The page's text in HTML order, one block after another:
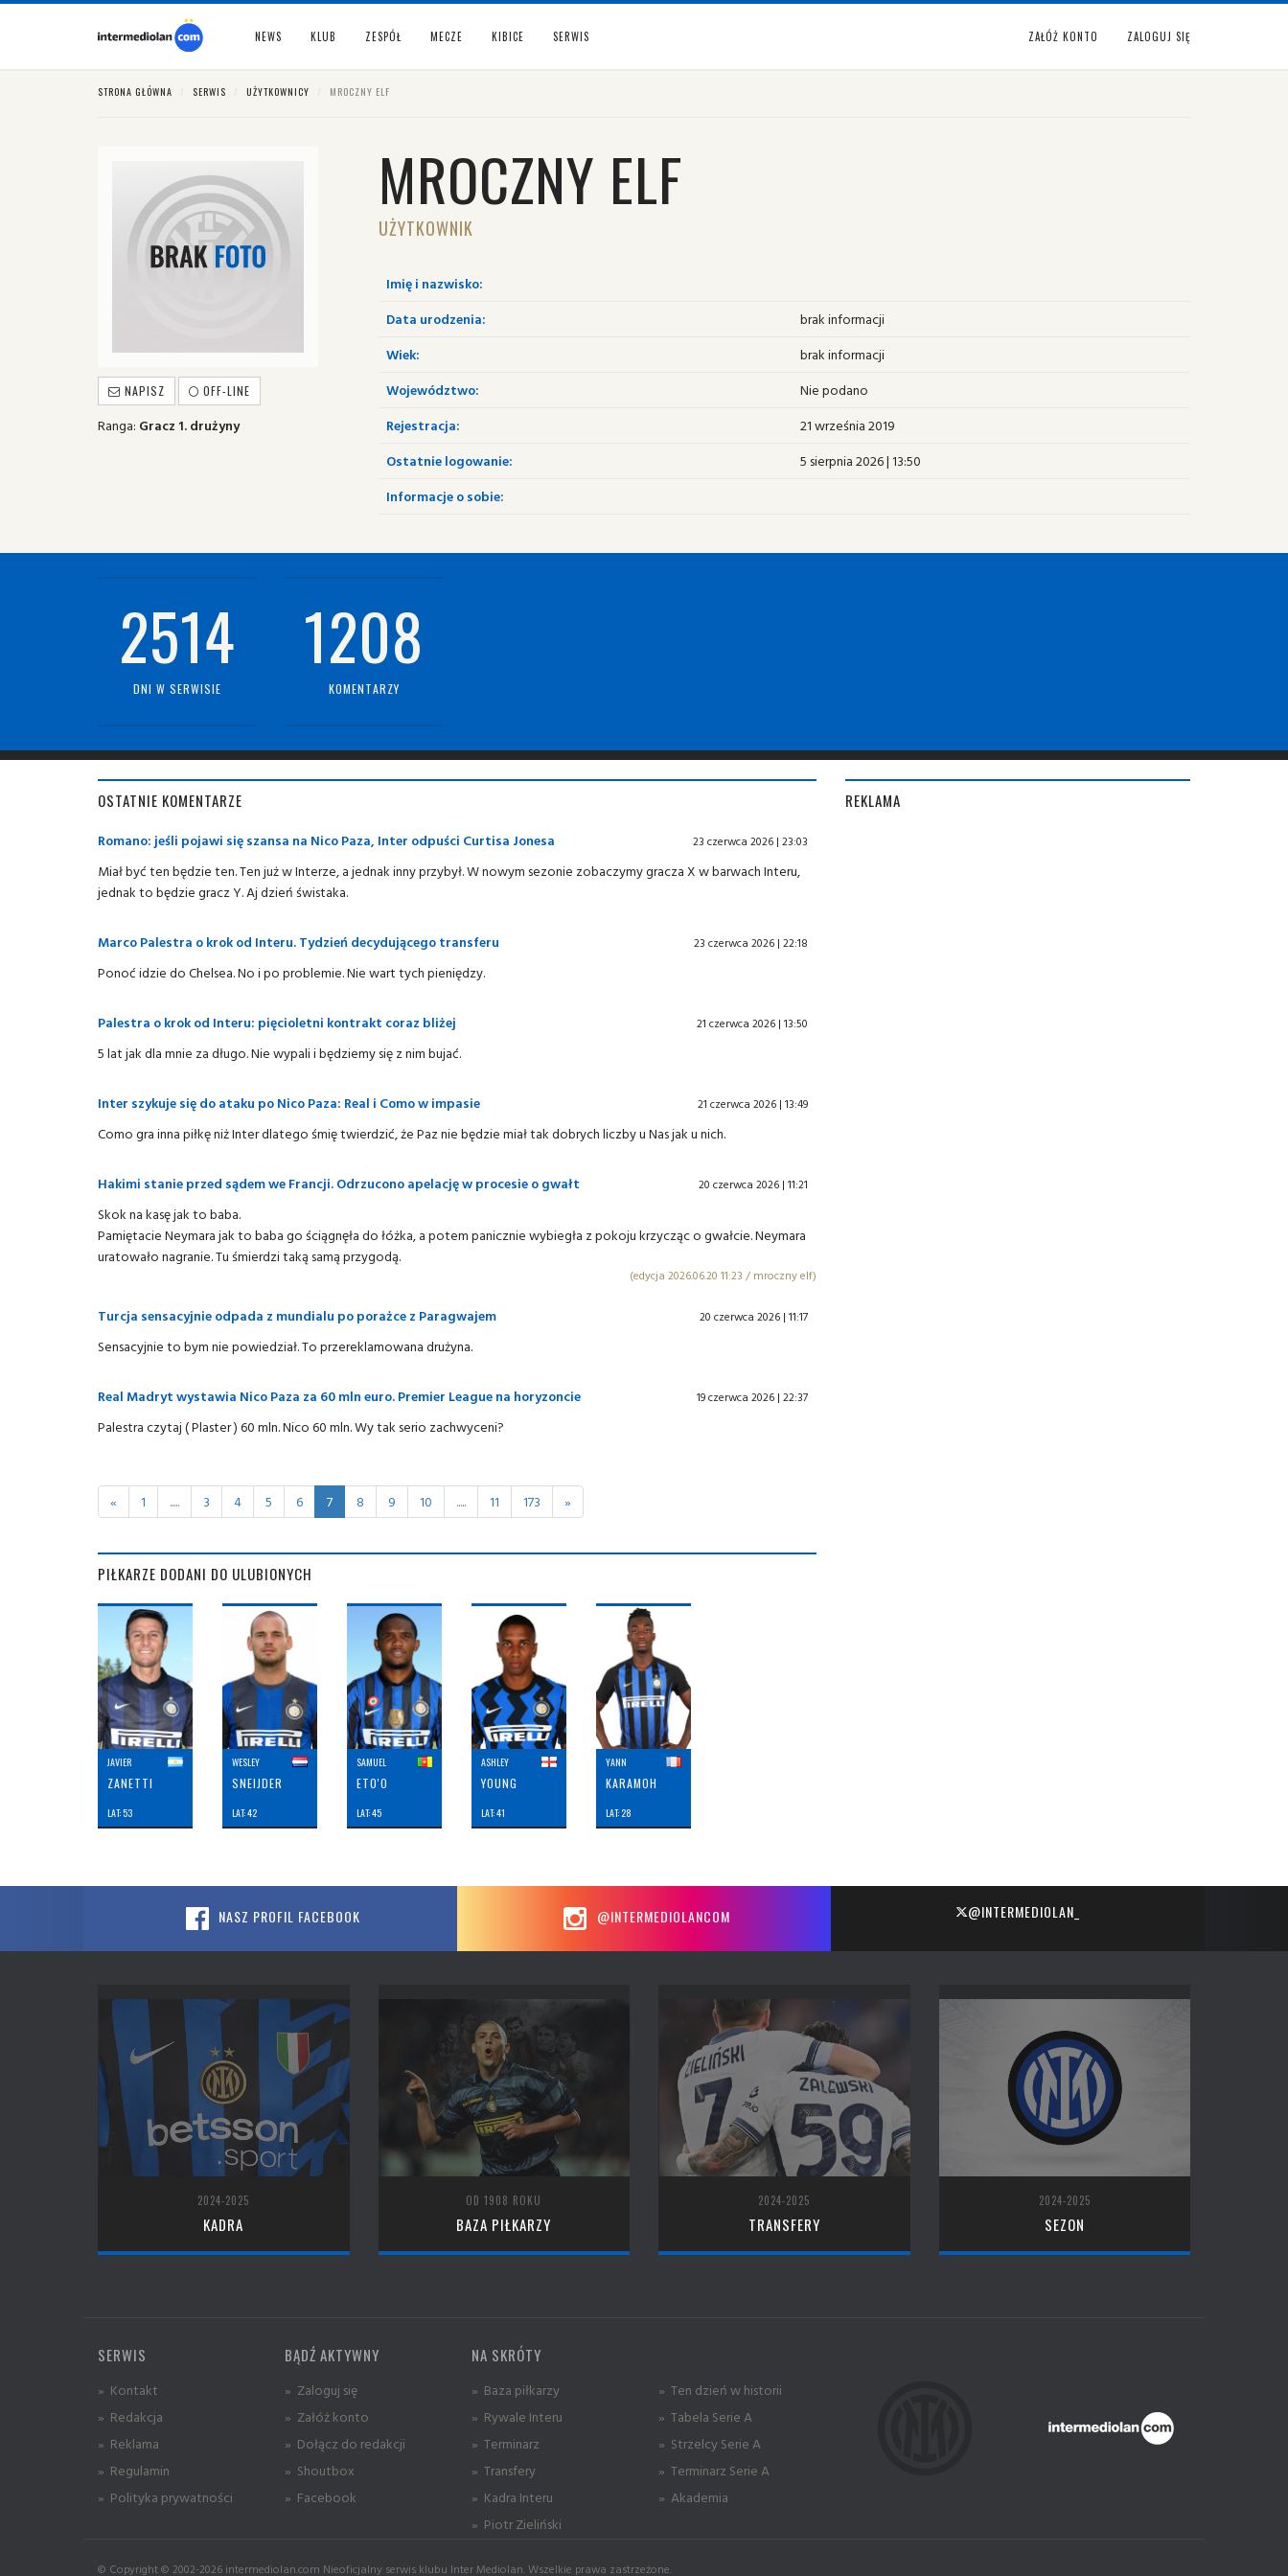
NEWS KLUB ZESPÓŁ MECZE KIBICE SERWIS ZAŁÓŻ KONTO ZALOGUJ SIĘ
STRONA GŁÓWNA SERWIS UŻYTKOWNICY MROCZNY ELF
NAPISZ OFF-LINE
Ranga: Gracz 1. drużyny
MROCZNY ELF
UŻYTKOWNIK
Imię i nazwisko:
Data urodzenia:
brak informacji
Wiek:
brak informacji
Województwo:
Nie podano
Rejestracja:
21 września 2019
Ostatnie logowanie:
5 sierpnia 2026 | 13:50
Informacje o sobie:
2514
DNI W SERWISIE
1208
KOMENTARZY
OSTATNIE KOMENTARZE
Romano: jeśli pojawi się szansa na Nico Paza, Inter odpuści Curtisa Jonesa 23 czerwca 2026 | 23:03
Miał być ten będzie ten. Ten już w Interze, a jednak inny przybył. W nowym sezonie zobaczymy gracza X w barwach Interu,
jednak to będzie gracz Y. Aj dzień świstaka.
Marco Palestra o krok od Interu. Tydzień decydującego transferu 23 czerwca 2026 | 22:18
Ponoć idzie do Chelsea. No i po problemie. Nie wart tych pieniędzy.
Palestra o krok od Interu: pięcioletni kontrakt coraz bliżej 21 czerwca 2026 | 13:50
5 lat jak dla mnie za długo. Nie wypali i będziemy się z nim bujać.
Inter szykuje się do ataku po Nico Paza: Real i Como w impasie 21 czerwca 2026 | 13:49
Como gra inna piłkę niż Inter dlatego śmię twierdzić, że Paz nie będzie miał tak dobrych liczby u Nas jak u nich.
Hakimi stanie przed sądem we Francji. Odrzucono apelację w procesie o gwałt 20 czerwca 2026 | 11:21
Skok na kasę jak to baba.
Pamiętacie Neymara jak to baba go ściągnęła do łóżka, a potem panicznie wybiegła z pokoju krzycząc o gwałcie. Neymara
uratowało nagranie. Tu śmierdzi taką samą przygodą.
(edycja 2026.06.20 11:23 / mroczny elf)
Turcja sensacyjnie odpada z mundialu po porażce z Paragwajem 20 czerwca 2026 | 11:17
Sensacyjnie to bym nie powiedział. To przereklamowana drużyna.
Real Madryt wystawia Nico Paza za 60 mln euro. Premier League na horyzoncie 19 czerwca 2026 | 22:37
Palestra czytaj ( Plaster ) 60 mln. Nico 60 mln. Wy tak serio zachwyceni?
« 1 ..... 3 4 5 6 7 8 9 10 ..... 11 173 »
PIŁKARZE DODANI DO ULUBIONYCH
JAVIER
ZANETTI
LAT: 53
WESLEY
SNEIJDER
LAT: 42
SAMUEL
ETO'O
LAT: 45
ASHLEY
YOUNG
LAT: 41
YANN
KARAMOH
LAT: 28
REKLAMA
NASZ PROFIL FACEBOOK @INTERMEDIOLANCOM @INTERMEDIOLAN_
2024-2025
KADRA
OD 1908 ROKU
BAZA PIŁKARZY
2024-2025
TRANSFERY
2024-2025
SEZON
SERWIS
» Kontakt
» Redakcja
» Reklama
» Regulamin
» Polityka prywatności
BĄDŹ AKTYWNY
» Zaloguj się
» Załóż konto
» Dołącz do redakcji
» Shoutbox
» Facebook
NA SKRÓTY
» Baza piłkarzy
» Rywale Interu
» Terminarz
» Transfery
» Kadra Interu
» Piotr Zieliński
» Ten dzień w historii
» Tabela Serie A
» Strzelcy Serie A
» Terminarz Serie A
» Akademia
© Copyright © 2002-2026 intermediolan.com Nieoficjalny serwis klubu Inter Mediolan. Wszelkie prawa zastrzeżone.